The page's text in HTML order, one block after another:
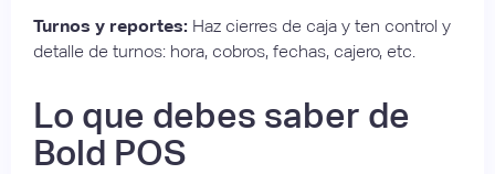
Turnos y reportes: Haz cierres de caja y ten control y
detalle de turnos: hora, cobros, fechas, cajero, etc.
Lo que debes saber de
Bold POS